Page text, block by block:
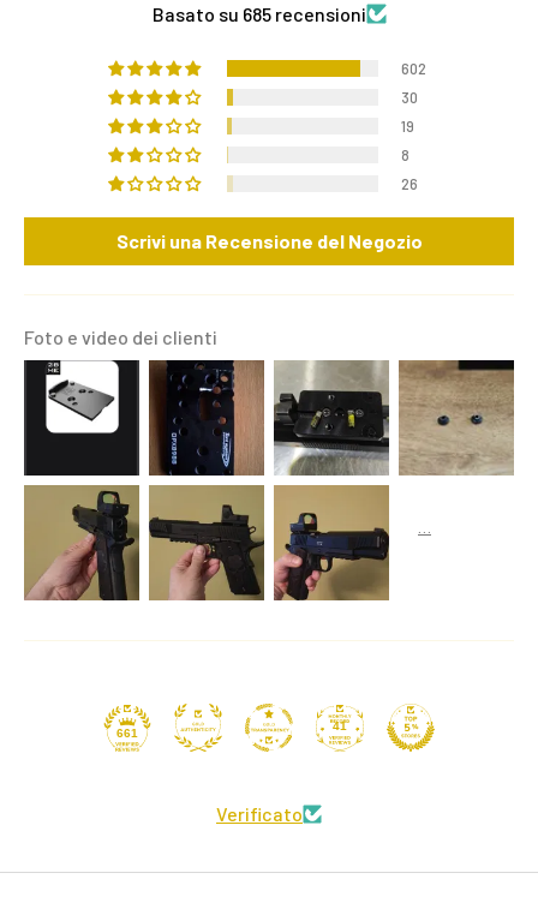
Basato su 685 recensioni
602
30
19
8
26
Scrivi una Recensione del Negozio
Foto e video dei clienti
661
41
Verificato